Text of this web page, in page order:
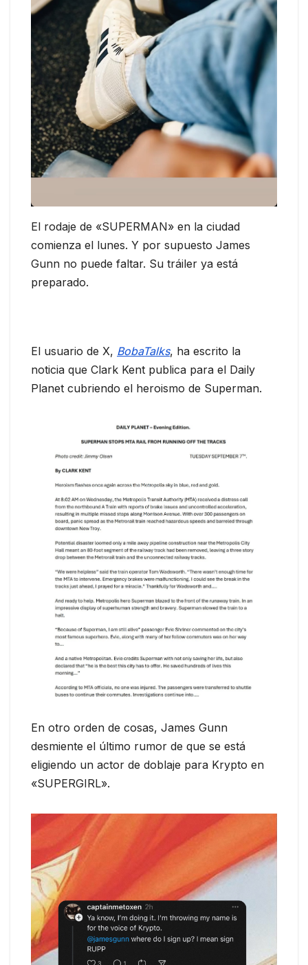
El rodaje de «SUPERMAN» en la ciudad
comienza el lunes. Y por supuesto James
Gunn no puede faltar. Su tráiler ya está
preparado.
El usuario de X, BobaTalks, ha escrito la
noticia que Clark Kent publica para el Daily
Planet cubriendo el heroismo de Superman.
En otro orden de cosas, James Gunn
desmiente el último rumor de que se está
eligiendo un actor de doblaje para Krypto en
«SUPERGIRL».